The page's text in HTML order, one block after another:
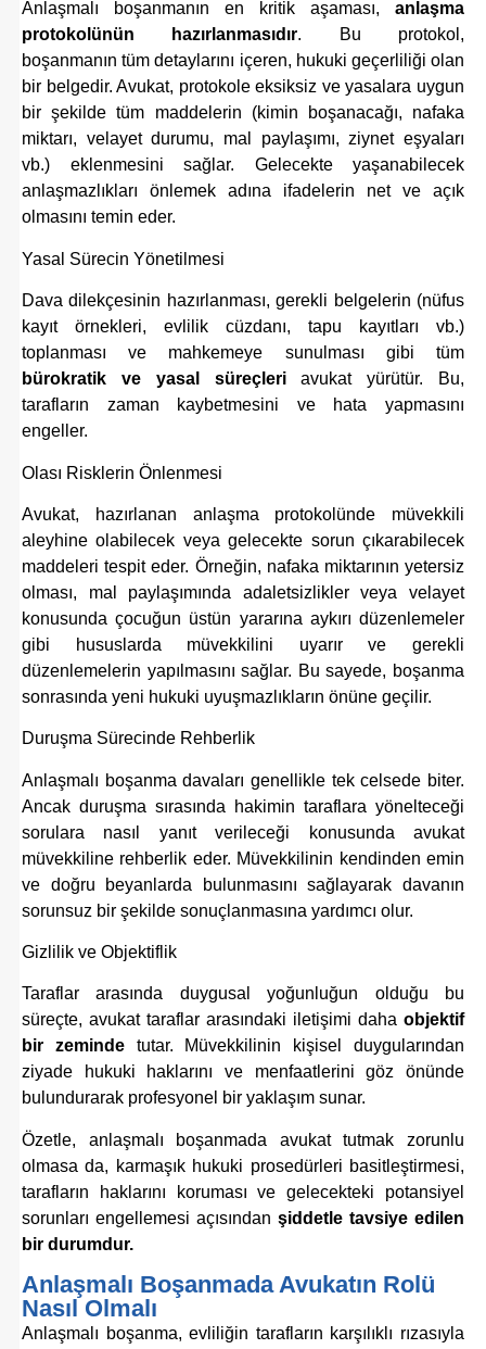
Anlaşmalı boşanmanın en kritik aşaması, anlaşma
protokolünün hazırlanmasıdır. Bu protokol,
boşanmanın tüm detaylarını içeren, hukuki geçerliliği olan
bir belgedir. Avukat, protokole eksiksiz ve yasalara uygun
bir şekilde tüm maddelerin (kimin boşanacağı, nafaka
miktarı, velayet durumu, mal paylaşımı, ziynet eşyaları
vb.) eklenmesini sağlar. Gelecekte yaşanabilecek
anlaşmazlıkları önlemek adına ifadelerin net ve açık
olmasını temin eder.
Yasal Sürecin Yönetilmesi
Dava dilekçesinin hazırlanması, gerekli belgelerin (nüfus
kayıt örnekleri, evlilik cüzdanı, tapu kayıtları vb.)
toplanması ve mahkemeye sunulması gibi tüm
bürokratik ve yasal süreçleriavukat yürütür. Bu,
tarafların zaman kaybetmesini ve hata yapmasını
engeller.
Olası Risklerin Önlenmesi
Avukat, hazırlanan anlaşma protokolünde müvekkili
aleyhine olabilecek veya gelecekte sorun çıkarabilecek
maddeleri tespit eder. Örneğin, nafaka miktarının yetersiz
olması, mal paylaşımında adaletsizlikler veya velayet
konusunda çocuğun üstün yararına aykırı düzenlemeler
gibi hususlarda müvekkilini uyarır ve gerekli
düzenlemelerin yapılmasını sağlar. Bu sayede, boşanma
sonrasında yeni hukuki uyuşmazlıkların önüne geçilir.
Duruşma Sürecinde Rehberlik
Anlaşmalı boşanma davaları genellikle tek celsede biter.
Ancak duruşma sırasında hakimin taraflara yönelteceği
sorulara nasıl yanıt verileceği konusunda avukat
müvekkiline rehberlik eder. Müvekkilinin kendinden emin
ve doğru beyanlarda bulunmasını sağlayarak davanın
sorunsuz bir şekilde sonuçlanmasına yardımcı olur.
Gizlilik ve Objektiflik
Taraflar arasında duygusal yoğunluğun olduğu bu
süreçte, avukat taraflar arasındaki iletişimi daha objektif
bir zemindetutar. Müvekkilinin kişisel duygularından
ziyade hukuki haklarını ve menfaatlerini göz önünde
bulundurarak profesyonel bir yaklaşım sunar.
Özetle, anlaşmalı boşanmada avukat tutmak zorunlu
olmasa da, karmaşık hukuki prosedürleri basitleştirmesi,
tarafların haklarını koruması ve gelecekteki potansiyel
sorunları engellemesi açısından şiddetle tavsiye edilen
bir durumdur.
Anlaşmalı Boşanmada Avukatın Rolü
Nasıl Olmalı
Anlaşmalı boşanma, evliliğin tarafların karşılıklı rızasıyla